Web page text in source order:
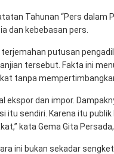
Tahunan “Pers
dan kebebasan pers.
putusan
tersebut. Fakta ini
tanpa
ekspor dan impor.
itu sendiri. Karena itu
kata Gema Gita
ini bukan sekadar